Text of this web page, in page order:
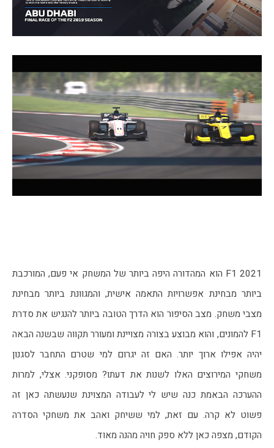
הקודם, מצפה כאן ללא ספק חויה מהנה מאוד.